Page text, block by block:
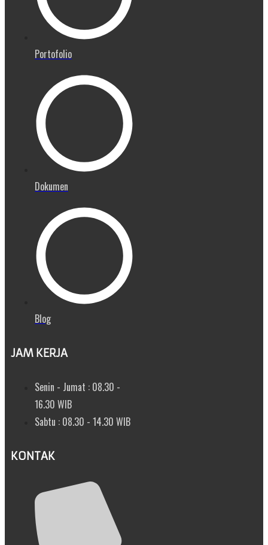
Portofolio
Dokumen
Blog
JAM KERJA
Senin - Jumat : 08.30 -
16.30 WIB
Sabtu : 08.30 - 14.30 WIB
KONTAK